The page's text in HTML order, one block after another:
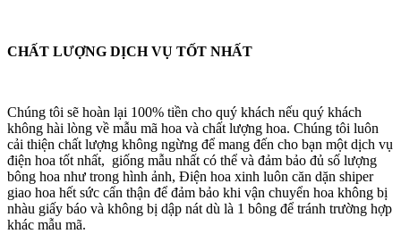
CHẤT LƯỢNG DỊCH VỤ TỐT NHẤT
Chúng tôi sẽ hoàn lại 100% tiền cho quý khách nếu quý khách
không hài lòng về mẫu mã hoa và chất lượng hoa. Chúng tôi luôn
cải thiện chất lượng không ngừng để mang đến cho bạn một dịch vụ
điện hoa tốt nhất, giống mẫu nhất có thể và đảm bảo đủ số lượng
bông hoa như trong hình ảnh, Điện hoa xinh luôn căn dặn shiper
giao hoa hết sức cẩn thận để đảm bảo khi vận chuyển hoa không bị
nhàu giấy báo và không bị dập nát dù là 1 bông để tránh trường hợp
khác mẫu mã.